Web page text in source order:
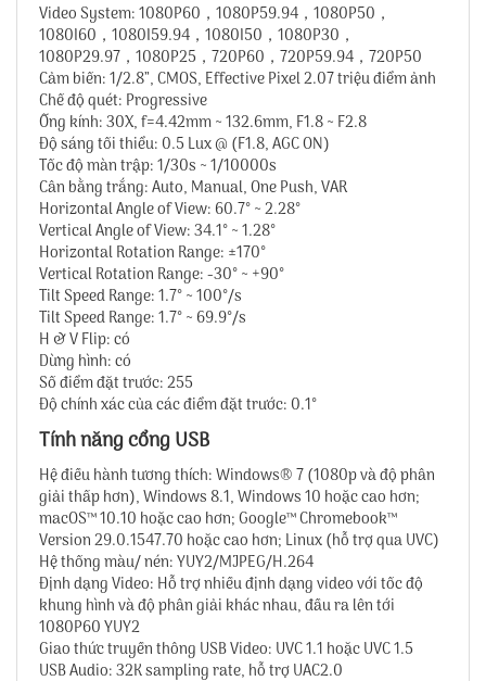
Video System: 1080P60，1080P59.94，1080P50，
1080I60，1080I59.94，1080I50，1080P30，
1080P29.97，1080P25，720P60，720P59.94，720P50
Cảm biến: 1/2.8”, CMOS, Effective Pixel 2.07 triệu điểm ảnh
Chế độ quét: Progressive
Ống kính: 30X, f=4.42mm ~ 132.6mm, F1.8 ~ F2.8
Độ sáng tối thiểu: 0.5 Lux @ (F1.8, AGC ON)
Tốc độ màn trập: 1/30s ~ 1/10000s
Cân bằng trắng: Auto, Manual, One Push, VAR
Horizontal Angle of View: 60.7° ~ 2.28°
Vertical Angle of View: 34.1° ~ 1.28°
Horizontal Rotation Range: ±170°
Vertical Rotation Range: -30° ~ +90°
Tilt Speed Range: 1.7° ~ 100°/s
Tilt Speed Range: 1.7° ~ 69.9°/s
H & V Flip: có
Dừng hình: có
Số điểm đặt trước: 255
Độ chính xác của các điểm đặt trước: 0.1°
Tính năng cổng USB
Hệ điều hành tương thích: Windows® 7 (1080p và độ phân
giải thấp hơn), Windows 8.1, Windows 10 hoặc cao hơn;
macOS™ 10.10 hoặc cao hơn; Google™ Chromebook™
Version 29.0.1547.70 hoặc cao hơn; Linux (hỗ trợ qua UVC)
Hệ thống màu/ nén: YUY2/MJPEG/H.264
Định dạng Video: Hỗ trợ nhiều định dạng video với tốc độ
khung hình và độ phân giải khác nhau, đầu ra lên tới
1080P60 YUY2
Giao thức truyền thông USB Video: UVC 1.1 hoặc UVC 1.5
USB Audio: 32K sampling rate, hỗ trợ UAC2.0